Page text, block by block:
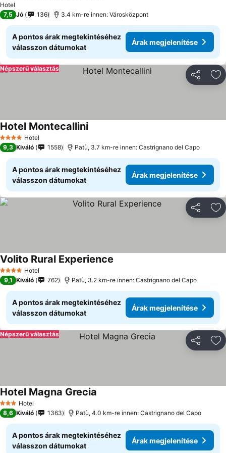
Hotel
7,5 Jó 136 3.4 km-re innen: Városközpont
A pontos árak megtekintéséhez
válasszon dátumokat
Árak megjelenítése
Népszerű választás
4 KategóriaHotel
Hotel Montecallini
9,3 Kiváló 1558 Patù, 3.7 km-re innen: Castrignano del Capo
A pontos árak megtekintéséhez
válasszon dátumokat
Árak megjelenítése
4 KategóriaHotel
Volito Rural Experience
9,1 Kiváló 762 Patù, 3.2 km-re innen: Castrignano del Capo
A pontos árak megtekintéséhez
válasszon dátumokat
Árak megjelenítése
Népszerű választás
3 Kategória
Hotel
Hotel Magna Grecia
8,6 Kiváló 1363 Patù, 4.0 km-re innen: Castrignano del Capo
A pontos árak megtekintéséhez
válasszon dátumokat
Árak megjelenítése